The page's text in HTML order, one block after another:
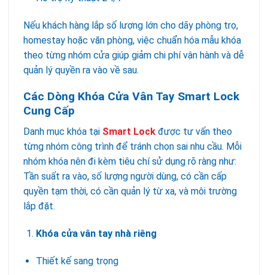
Nếu khách hàng lắp số lượng lớn cho dãy phòng trọ,
homestay hoặc văn phòng, việc chuẩn hóa mẫu khóa
theo từng nhóm cửa giúp giảm chi phí vận hành và dễ
quản lý quyền ra vào về sau.
Các Dòng Khóa Cửa Vân Tay Smart Lock
Cung Cấp
Danh mục khóa tại Smart Lock được tư vấn theo
từng nhóm công trình để tránh chọn sai nhu cầu. Mỗi
nhóm khóa nên đi kèm tiêu chí sử dụng rõ ràng như:
Tần suất ra vào, số lượng người dùng, có cần cấp
quyền tạm thời, có cần quản lý từ xa, và môi trường
lắp đặt.
Khóa cửa vân tay nhà riêng
Thiết kế sang trọng